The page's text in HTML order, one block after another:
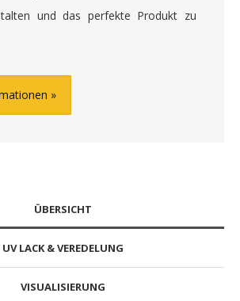
und das perfekte Produkt zu
ÜBERSICHT
UV LACK & VEREDELUNG
VISUALISIERUNG